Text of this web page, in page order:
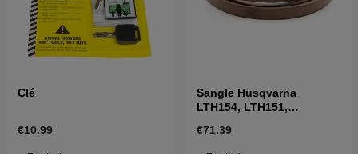
Clé
€10.99
Sangle Husqvarna
LTH154, LTH151,
LT2216A2
€71.39